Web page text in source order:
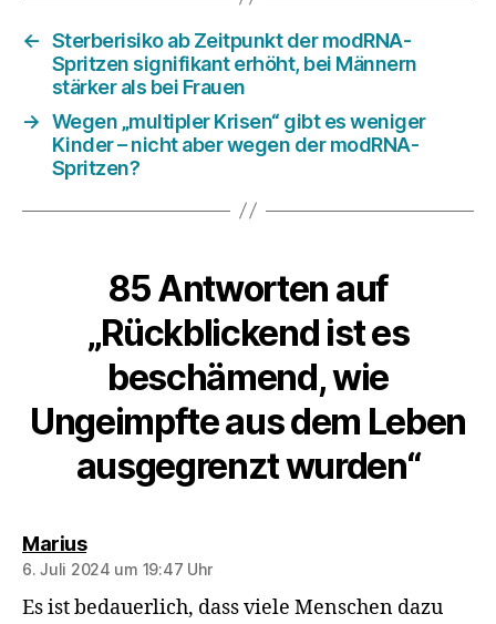
← Sterberisiko ab Zeitpunkt der modRNA-
Spritzen signifikant erhöht, bei Männern
stärker als bei Frauen
→ Wegen „multipler Krisen“ gibt es weniger
Kinder – nicht aber wegen der modRNA-
Spritzen?
85 Antworten auf
„Rückblickend ist es
beschämend, wie
Ungeimpfte aus dem Leben
ausgegrenzt wurden“
Mariussagt:
6. Juli 2024 um 19:47 Uhr
Es ist bedauerlich, dass viele Menschen dazu